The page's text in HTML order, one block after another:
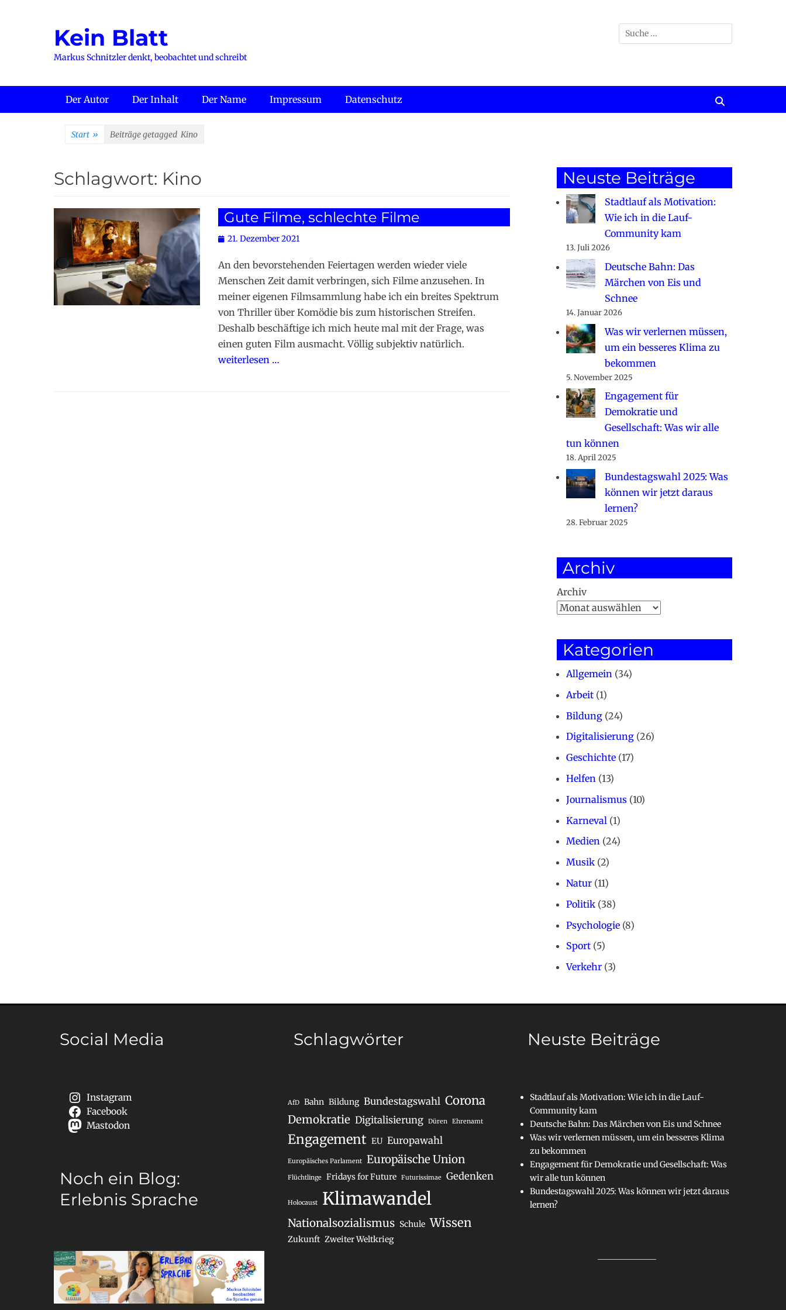
Kein Blatt
Markus Schnitzler denkt, beobachtet und schreibt
Suchen
nach:
Primäres Menü
Der Autor Der Inhalt Der Name Impressum Datenschutz
Start » Beiträge getagged Kino
Schlagwort: Kino
Gute Filme, schlechte Filme
Posted
21. Dezember 2021
An den bevorstehenden Feiertagen werden wieder viele
Menschen Zeit damit verbringen, sich Filme anzusehen. In
meiner eigenen Filmsammlung habe ich ein breites Spektrum
von Thriller über Komödie bis zum historischen Streifen.
Deshalb beschäftige ich mich heute mal mit der Frage, was
einen guten Film ausmacht. Völlig subjektiv natürlich.
weiterlesen …
Neuste Beiträge
Stadtlauf als Motivation:
Wie ich in die Lauf-
Community kam
13. Juli 2026
Deutsche Bahn: Das
Märchen von Eis und
Schnee
14. Januar 2026
Was wir verlernen müssen,
um ein besseres Klima zu
bekommen
5. November 2025
Engagement für
Demokratie und
Gesellschaft: Was wir alle
tun können
18. April 2025
Bundestagswahl 2025: Was
können wir jetzt daraus
lernen?
28. Februar 2025
Archiv
Archiv
Kategorien
Allgemein (34)
Arbeit (1)
Bildung (24)
Digitalisierung (26)
Geschichte (17)
Helfen (13)
Journalismus (10)
Karneval (1)
Medien (24)
Musik (2)
Natur (11)
Politik (38)
Psychologie (8)
Sport (5)
Verkehr (3)
Social Media
Instagram
Facebook
Mastodon
Noch ein Blog:
Erlebnis Sprache
Schlagwörter
AfD Bahn Bildung Bundestagswahl Corona
Demokratie Digitalisierung Düren Ehrenamt
Engagement EU Europawahl
Europäisches Parlament Europäische Union
Flüchtlinge Fridays for Future Futurissimae Gedenken
Holocaust Klimawandel
Nationalsozialismus Schule Wissen
Zukunft Zweiter Weltkrieg
Neuste Beiträge
Stadtlauf als Motivation: Wie ich in die Lauf-
Community kam
Deutsche Bahn: Das Märchen von Eis und Schnee
Was wir verlernen müssen, um ein besseres Klima
zu bekommen
Engagement für Demokratie und Gesellschaft: Was
wir alle tun können
Bundestagswahl 2025: Was können wir jetzt daraus
lernen?